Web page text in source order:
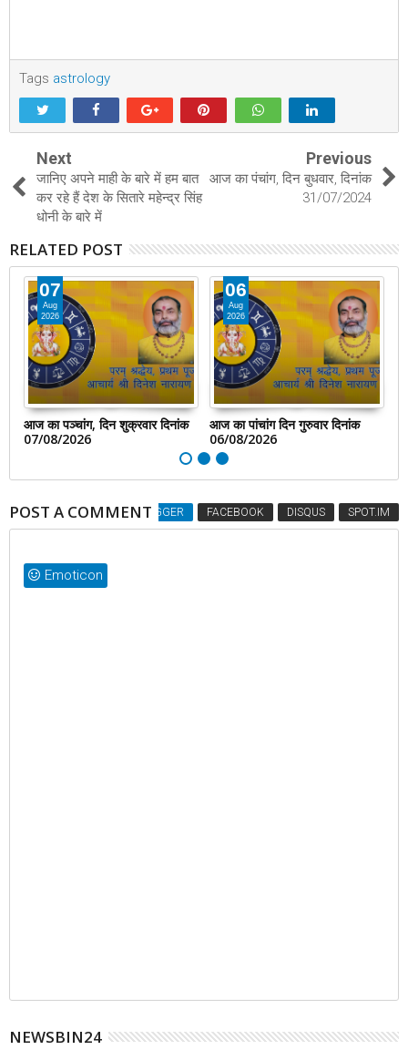
Tags astrology
Next
जानिए अपने माही के बारे में हम बात
कर रहे हैं देश के सितारे महेन्द्र सिंह
धोनी के बारे में
Previous
आज का पंचांग, दिन बुधवार, दिनांक
31/07/2024
RELATED POST
07
Aug
2026
आज का पञ्चांग, दिन शुक्रवार दिनांक
07/08/2026
06
Aug
2026
आज का पांचांग दिन गुरुवार दिनांक
06/08/2026
POST A COMMENTBLOGGER FACEBOOK DISQUS SPOT.IM
Emoticon
NEWSBIN24